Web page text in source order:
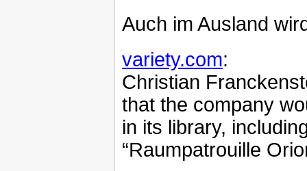
Auch im Ausland
variety.com:
Christian
that the company
in its library,
“Raumpatrouille